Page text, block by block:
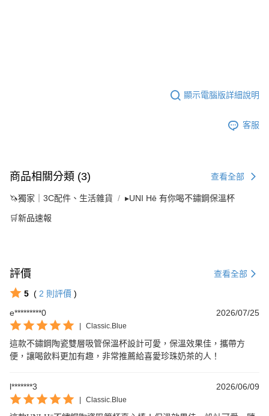
顯示電腦版詳細說明
客服
商品相關分類 (3) 查看全部
🦄獨家｜3C配件、生活雜貨 ▸UNI Hē 有你喝不鏽鋼保溫杯
🛒新品速報
評價 查看全部
5 ( 2 則評價 )
e*********0
2026/07/25
| Classic.Blue
這款不鏽鋼陶瓷雙層吸管保溫杯設計可愛，保溫效果佳，攜帶方
便，讓喝飲料更加有趣，非常推薦給喜愛珍珠奶茶的人！
l*******3 2026/06/09
| Classic.Blue